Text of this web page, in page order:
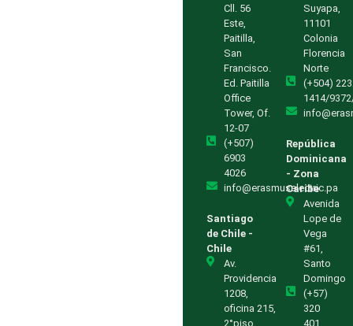
Cll. 56
Este,
Paitilla,
San
Francisco.
Ed. Paitilla
Office
Tower, Of.
12-07
(+507)
6903
4026
info@erasmuselectric.pa
Santiago
de Chile -
Chile
Av.
Providencia
1208,
oficina 215,
2°piso,
Suyapa,
11101
Colonia
Florencia
Norte
(+504)
1414/
República
Dominicana
- Zona
Caribe
Avenida
Lope de
Vega
#61,
Santo
Domingo
(+57)
320
401